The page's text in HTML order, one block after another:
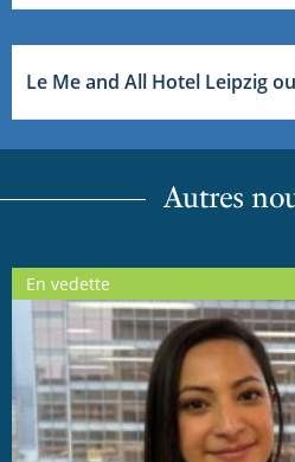
Le Me and All Hotel Leipzig
Autres
En vedette